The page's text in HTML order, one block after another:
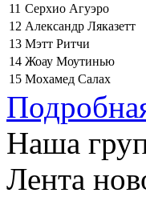
11 Серхио Агуэро
12 Александр Ляказетт
13 Мэтт Ритчи
14 Жоау Моутинью
15 Мохамед Салах
Наша
Лента